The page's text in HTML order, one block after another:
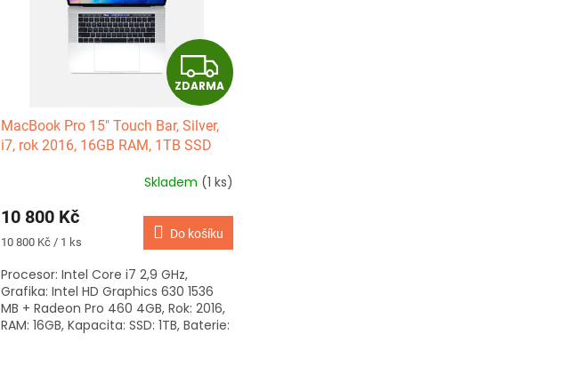
Z
D
A
R
M
A
ZDARMA
MacBook Pro 15" Touch Bar, Silver,
i7, rok 2016, 16GB RAM, 1TB SSD
Skladem (1 ks)
10 800 Kč
Měrná
10 800 Kč / 1 ks
Do košíku
Procesor: Intel Core i7 2,9 GHz,
Grafika: Intel HD Graphics 630 1536
MB + Radeon Pro 460 4GB, Rok: 2016,
RAM: 16GB, Kapacita: SSD: 1TB, Baterie: